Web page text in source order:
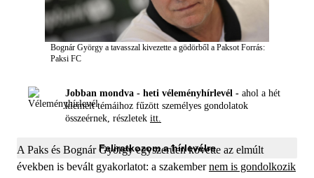
Bognár György a tavasszal kivezette a gödörből a PaksotForrás:
Paksi FC
Jobban mondva - heti véleményhírlevél - ahol a hét
kiemelt témáihoz fűzött személyes gondolatok
összeérnek, részletek itt.
Feliratkozom a hírlevélre
A Paks és Bognár György egyszerűen követte az elmúlt
években is bevált gyakorlatot: a szakembernem is gondolkozik